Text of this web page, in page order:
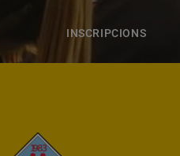
INSCRIPCIONS
INSCRIPCIONS